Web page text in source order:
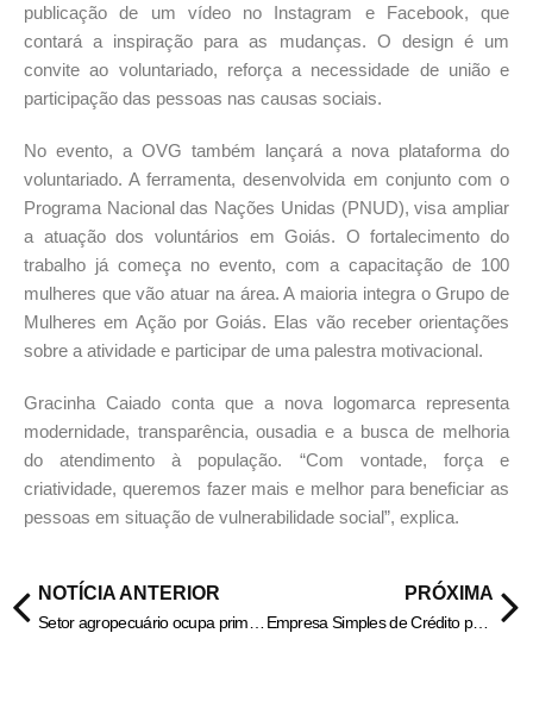
publicação de um vídeo no Instagram e Facebook, que
contará a inspiração para as mudanças. O design é um
convite ao voluntariado, reforça a necessidade de união e
participação das pessoas nas causas sociais.
No evento, a OVG também lançará a nova plataforma do
voluntariado. A ferramenta, desenvolvida em conjunto com o
Programa Nacional das Nações Unidas (PNUD), visa ampliar
a atuação dos voluntários em Goiás. O fortalecimento do
trabalho já começa no evento, com a capacitação de 100
mulheres que vão atuar na área. A maioria integra o Grupo de
Mulheres em Ação por Goiás. Elas vão receber orientações
sobre a atividade e participar de uma palestra motivacional.
Gracinha Caiado conta que a nova logomarca representa
modernidade, transparência, ousadia e a busca de melhoria
do atendimento à população. “Com vontade, força e
criatividade, queremos fazer mais e melhor para beneficiar as
pessoas em situação de vulnerabilidade social”, explica.
NOTÍCIA ANTERIOR PRÓXIMA
Empresa Simples de Crédito pode injetar R$ 20 bilhões por ano nos pequenos negócios